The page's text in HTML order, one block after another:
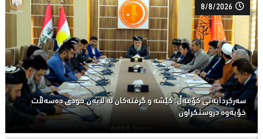
8/8/2026
سەركردایەتی كۆمەڵ: كێشە و گرفتەكان لە لایەن خودی دەسەڵات
خۆیەوە دروستكراون